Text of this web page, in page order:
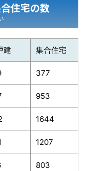
住宅の数
建 集合住宅
377
953
1644
1207
803